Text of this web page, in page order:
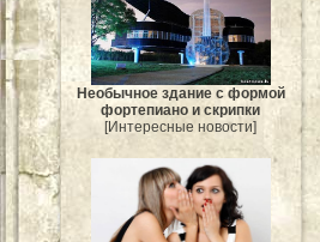
Необычное здание с формой
фортепиано и скрипки
[Интересные новости]